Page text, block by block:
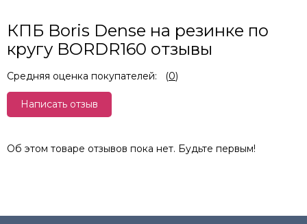
КПБ Boris Dense на резинке по
кругу BORDR160 отзывы
Средняя оценка покупателей: (0)
Написать отзыв
Об этом товаре отзывов пока нет. Будьте первым!